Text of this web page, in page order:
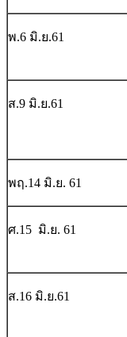
พ.6 มิ.ย.61
ส.9 มิ.ย.61
พฤ.14 มิ.ย. 61
ศ.15 มิ.ย. 61
ส.16 มิ.ย.61